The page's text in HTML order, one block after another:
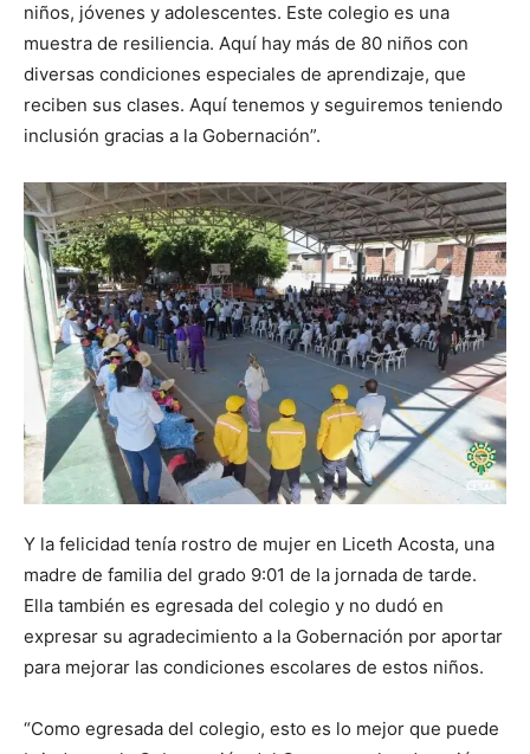
niños, jóvenes y adolescentes. Este colegio es una
muestra de resiliencia. Aquí hay más de 80 niños con
diversas condiciones especiales de aprendizaje, que
reciben sus clases. Aquí tenemos y seguiremos teniendo
inclusión gracias a la Gobernación”.
Y la felicidad tenía rostro de mujer en Liceth Acosta, una
madre de familia del grado 9:01 de la jornada de tarde.
Ella también es egresada del colegio y no dudó en
expresar su agradecimiento a la Gobernación por aportar
para mejorar las condiciones escolares de estos niños.
“Como egresada del colegio, esto es lo mejor que puede